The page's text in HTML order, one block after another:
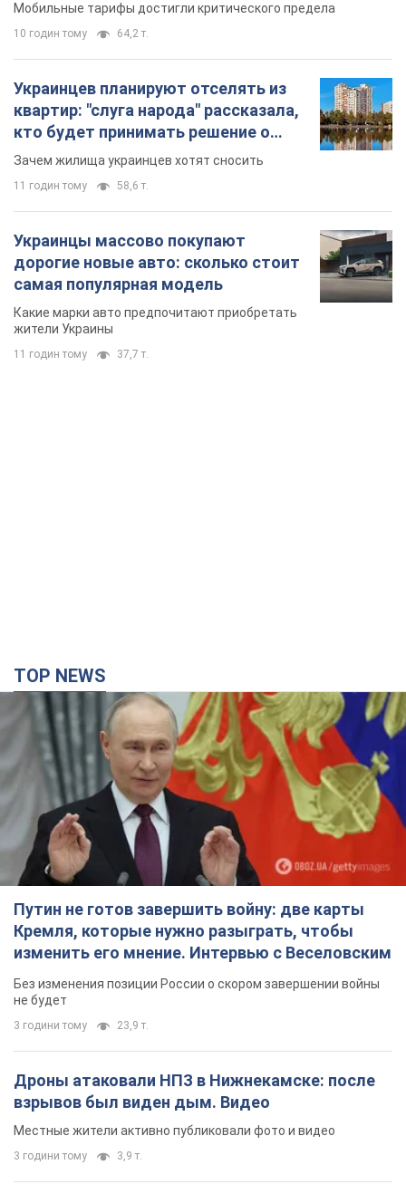
Мобильные тарифы достигли критического предела
10 годин тому 64,2 т.
Украинцев планируют отселять из
квартир: "слуга народа" рассказала,
кто будет принимать решение о
сносе домов
Зачем жилища украинцев хотят сносить
11 годин тому 58,6 т.
Украинцы массово покупают
дорогие новые авто: сколько стоит
самая популярная модель
Какие марки авто предпочитают приобретать
жители Украины
11 годин тому 37,7 т.
TOP NEWS
Путин не готов завершить войну: две карты
Кремля, которые нужно разыграть, чтобы
изменить его мнение. Интервью с Веселовским
Без изменения позиции России о скором завершении войны
не будет
3 години тому 23,9 т.
Дроны атаковали НПЗ в Нижнекамске: после
взрывов был виден дым. Видео
Местные жители активно публиковали фото и видео
3 години тому 3,9 т.